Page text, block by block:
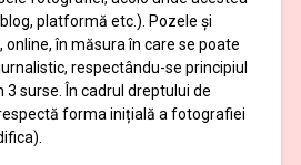
platformă etc.). Pozele și
în măsura în care se poate
respectându-se principiul
surse. În cadrul dreptului de
forma inițială a fotografiei